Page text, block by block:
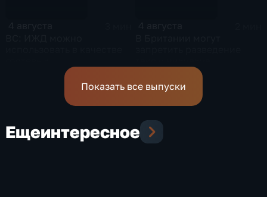
Показать все выпуски
Ещеинтересное